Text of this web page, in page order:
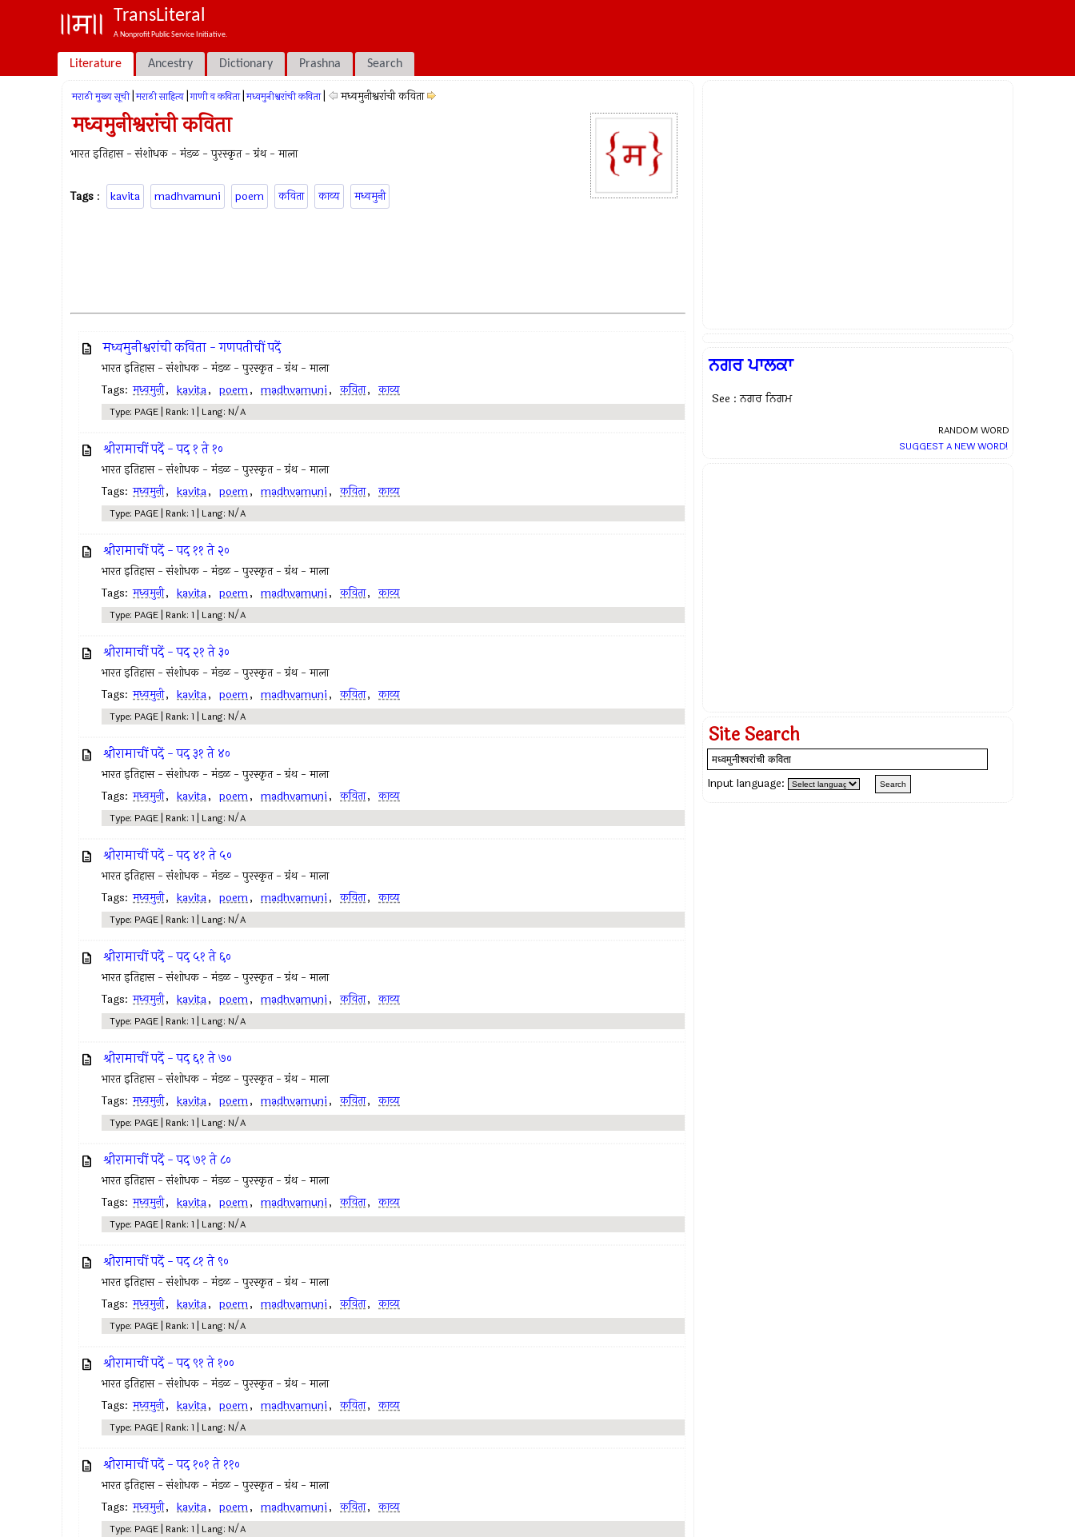
TransLiteral
A Nonprofit Public Service Initiative.
Literature Ancestry Dictionary Prashna Search
मराठी मुख्य सूची मराठी साहित्य गाणी व कविता मध्वमुनीश्वरांची कविता मध्वमुनीश्वरांची कविता
मध्वमुनीश्वरांची कविता
भारत इतिहास - संशोधक - मंडळ - पुरस्कृत - ग्रंथ - माला
Tags : kavita madhvamuni poem कविता काव्य मध्वमुनी
मध्वमुनीश्वरांची कविता - गणपतीचीं पदें
भारत इतिहास - संशोधक - मंडळ - पुरस्कृत - ग्रंथ - माला
Tags: मध्वमुनी, kavita, poem, madhvamuni, कविता, काव्य
Type: PAGE | Rank: 1 | Lang: N/A
श्रीरामाचीं पदें - पद १ ते १०
भारत इतिहास - संशोधक - मंडळ - पुरस्कृत - ग्रंथ - माला
Tags: मध्वमुनी, kavita, poem, madhvamuni, कविता, काव्य
Type: PAGE | Rank: 1 | Lang: N/A
श्रीरामाचीं पदें - पद ११ ते २०
भारत इतिहास - संशोधक - मंडळ - पुरस्कृत - ग्रंथ - माला
Tags: मध्वमुनी, kavita, poem, madhvamuni, कविता, काव्य
Type: PAGE | Rank: 1 | Lang: N/A
श्रीरामाचीं पदें - पद २१ ते ३०
भारत इतिहास - संशोधक - मंडळ - पुरस्कृत - ग्रंथ - माला
Tags: मध्वमुनी, kavita, poem, madhvamuni, कविता, काव्य
Type: PAGE | Rank: 1 | Lang: N/A
श्रीरामाचीं पदें - पद ३१ ते ४०
भारत इतिहास - संशोधक - मंडळ - पुरस्कृत - ग्रंथ - माला
Tags: मध्वमुनी, kavita, poem, madhvamuni, कविता, काव्य
Type: PAGE | Rank: 1 | Lang: N/A
श्रीरामाचीं पदें - पद ४१ ते ५०
भारत इतिहास - संशोधक - मंडळ - पुरस्कृत - ग्रंथ - माला
Tags: मध्वमुनी, kavita, poem, madhvamuni, कविता, काव्य
Type: PAGE | Rank: 1 | Lang: N/A
श्रीरामाचीं पदें - पद ५१ ते ६०
भारत इतिहास - संशोधक - मंडळ - पुरस्कृत - ग्रंथ - माला
Tags: मध्वमुनी, kavita, poem, madhvamuni, कविता, काव्य
Type: PAGE | Rank: 1 | Lang: N/A
श्रीरामाचीं पदें - पद ६१ ते ७०
भारत इतिहास - संशोधक - मंडळ - पुरस्कृत - ग्रंथ - माला
Tags: मध्वमुनी, kavita, poem, madhvamuni, कविता, काव्य
Type: PAGE | Rank: 1 | Lang: N/A
श्रीरामाचीं पदें - पद ७१ ते ८०
भारत इतिहास - संशोधक - मंडळ - पुरस्कृत - ग्रंथ - माला
Tags: मध्वमुनी, kavita, poem, madhvamuni, कविता, काव्य
Type: PAGE | Rank: 1 | Lang: N/A
श्रीरामाचीं पदें - पद ८१ ते ९०
भारत इतिहास - संशोधक - मंडळ - पुरस्कृत - ग्रंथ - माला
Tags: मध्वमुनी, kavita, poem, madhvamuni, कविता, काव्य
Type: PAGE | Rank: 1 | Lang: N/A
श्रीरामाचीं पदें - पद ९१ ते १००
भारत इतिहास - संशोधक - मंडळ - पुरस्कृत - ग्रंथ - माला
Tags: मध्वमुनी, kavita, poem, madhvamuni, कविता, काव्य
Type: PAGE | Rank: 1 | Lang: N/A
श्रीरामाचीं पदें - पद १०१ ते ११०
भारत इतिहास - संशोधक - मंडळ - पुरस्कृत - ग्रंथ - माला
Tags: मध्वमुनी, kavita, poem, madhvamuni, कविता, काव्य
Type: PAGE | Rank: 1 | Lang: N/A
ਨਗਰ ਪਾਲਕਾ
See : ਨਗਰ ਨਿਗਮ
RANDOM WORD
SUGGEST A NEW WORD!
Site Search
Input language: